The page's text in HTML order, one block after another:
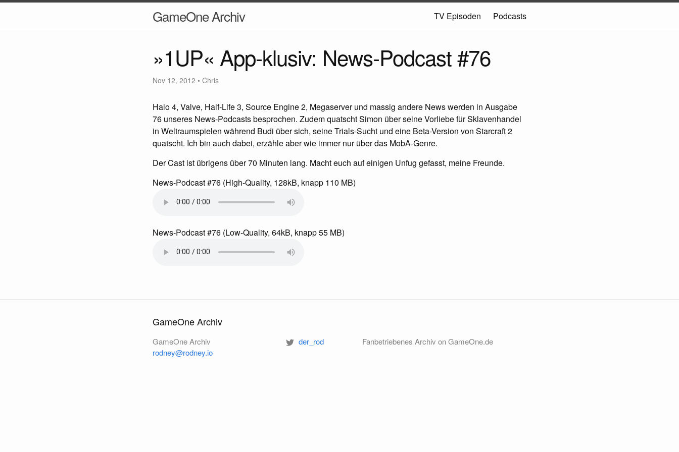
GameOne Archiv TV Episoden Podcasts
»1UP« App-klusiv: News-Podcast #76
Nov 12, 2012 • Chris
Halo 4, Valve, Half-Life 3, Source Engine 2, Megaserver und massig andere News werden in Ausgabe
76 unseres News-Podcasts besprochen. Zudem quatscht Simon über seine Vorliebe für Sklavenhandel
in Weltraumspielen während Budi über sich, seine Trials-Sucht und eine Beta-Version von Starcraft 2
quatscht. Ich bin auch dabei, erzähle aber wie immer nur über das MobA-Genre.
Der Cast ist übrigens über 70 Minuten lang. Macht euch auf einigen Unfug gefasst, meine Freunde.
News-Podcast #76 (High-Quality, 128kB, knapp 110 MB)
News-Podcast #76 (Low-Quality, 64kB, knapp 55 MB)
GameOne Archiv
GameOne Archiv
rodney@rodney.io
der_rod Fanbetriebenes Archiv on GameOne.de